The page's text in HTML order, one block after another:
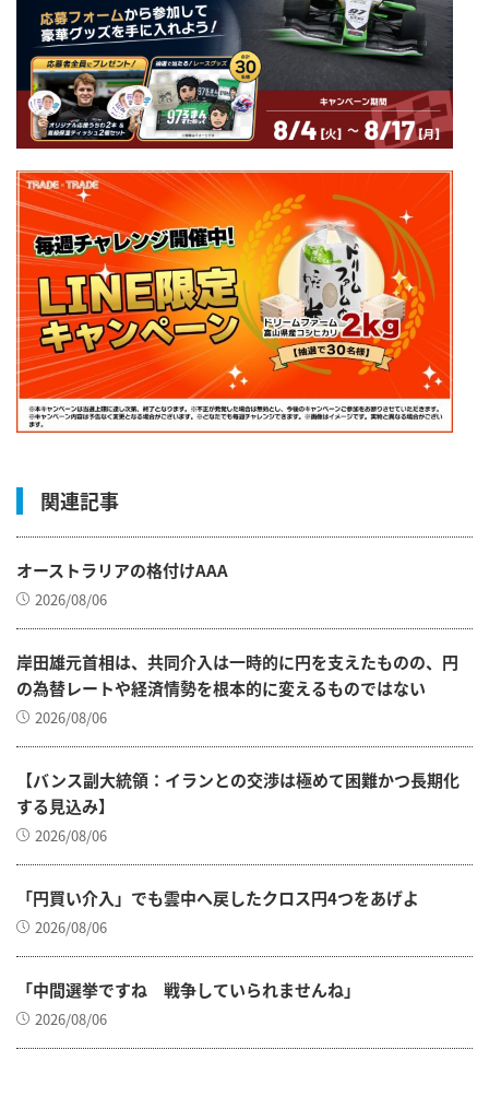
関連記事
オーストラリアの格付けAAA
2026/08/06
岸田雄元首相は、共同介入は一時的に円を支えたものの、円
の為替レートや経済情勢を根本的に変えるものではない
2026/08/06
【バンス副大統領：イランとの交渉は極めて困難かつ長期化
する見込み】
2026/08/06
「円買い介入」でも雲中へ戻したクロス円4つをあげよ
2026/08/06
「中間選挙ですね 戦争していられませんね」
2026/08/06